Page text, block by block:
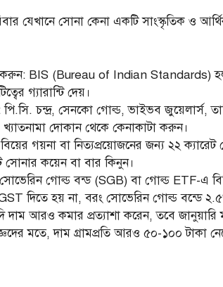
যেখানে সোনা কেনা একটি সাংস্কৃতিক ও
করুন: BIS (Bureau of Indian Standards)
গ্যারান্টি দেয়।
পি.সি. চন্দ্র, সেনকো গোল্ড, ভাইভব জুয়েলার্স,
খ্যাতনামা দোকান থেকে কেনাকাটা করুন।
গয়না বা নিত্যপ্রয়োজনের জন্য ২২ ক্যারেট
সোনার কয়েন বা বার কিনুন।
গোল্ড বন্ড (SGB) বা গোল্ড ETF-এ
GST দিতে হয় না, বরং সোভেরিন গোল্ড বন্ডে
আরও কমার প্রত্যাশা করেন, তবে জানুয়ারি
মতে, দাম গ্রামপ্রতি আরও ৫০-১০০ টাকা